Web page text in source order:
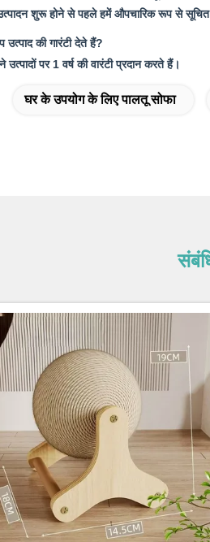
शुरू होने से पहले हमें औपचारिक रूप से
उत्पाद की गारंटी देते हैं?
उत्पादों पर 1 वर्ष की वारंटी प्रदान करते हैं।
घर के उपयोग के लिए पालतू सोफा